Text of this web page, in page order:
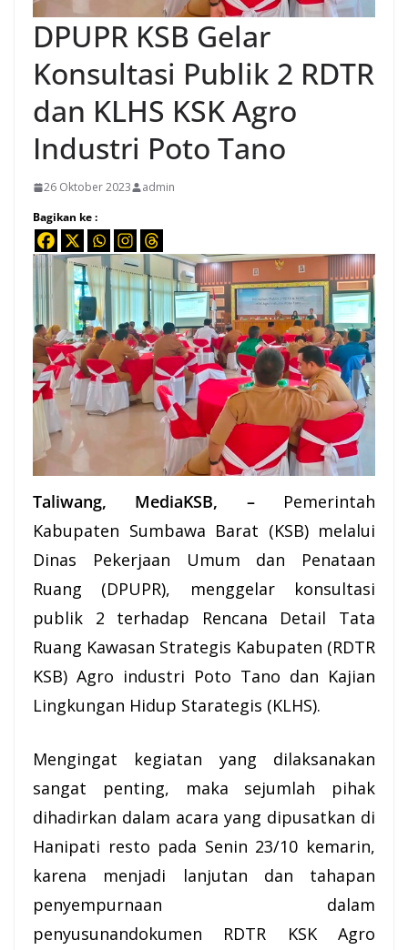
DPUPR KSB Gelar
Konsultasi Publik 2 RDTR
dan KLHS KSK Agro
Industri Poto Tano
26 Oktober 2023
admin
Bagikan ke :
Taliwang, MediaKSB, – Pemerintah
Kabupaten Sumbawa Barat (KSB) melalui
Dinas Pekerjaan Umum dan Penataan
Ruang (DPUPR), menggelar konsultasi
publik 2 terhadap Rencana Detail Tata
Ruang Kawasan Strategis Kabupaten (RDTR
KSB) Agro industri Poto Tano dan Kajian
Lingkungan Hidup Starategis (KLHS).
Mengingat kegiatan yang dilaksanakan
sangat penting, maka sejumlah pihak
dihadirkan dalam acara yang dipusatkan di
Hanipati resto pada Senin 23/10 kemarin,
karena menjadi lanjutan dan tahapan
penyempurnaan dalam
penyusunandokumen RDTR KSK Agro